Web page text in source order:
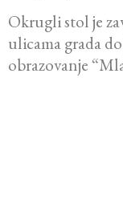
Okrugli stol je
ulicama grada
obrazovanje